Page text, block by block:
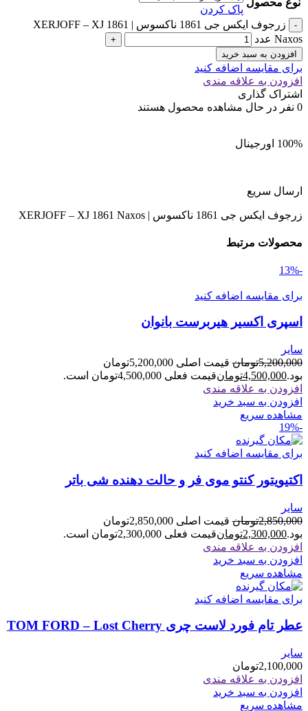
نوع محصول
پاک کردن
زرجوف ایکس جی 1861 ناکسوس | XERJOFF – XJ 1861
Naxos عدد
افزودن به سبد خرید
برای مقایسه اضافه کنید
افزودن به علاقه مندی
اشتراک گذاری
0 نفر در حال مشاهده محصول هستند
100% اورجینال
ارسال سریع
زرجوف ایکس جی 1861 ناکسوس | XERJOFF – XJ 1861 Naxos
محصولات مرتبط
-13%
برای مقایسه اضافه کنید
اسپری اکسیر هیربرست بانوان
سایر
5,200,000تومان
قیمت اصلی 5,200,000تومان
بود.4,500,000تومانقیمت فعلی 4,500,000تومان است.
افزودن به علاقه مندی
افزودن به سبد خرید
مشاهده سریع
-19%
برای مقایسه اضافه کنید
اکتیویتور کنتو موی فر و حالت دهنده شی باتر
سایر
2,850,000تومان
قیمت اصلی 2,850,000تومان
بود.2,300,000تومانقیمت فعلی 2,300,000تومان است.
افزودن به علاقه مندی
افزودن به سبد خرید
مشاهده سریع
برای مقایسه اضافه کنید
عطر تام فورد لاست چری TOM FORD – Lost Cherry
سایر
2,100,000تومان
افزودن به علاقه مندی
افزودن به سبد خرید
مشاهده سریع